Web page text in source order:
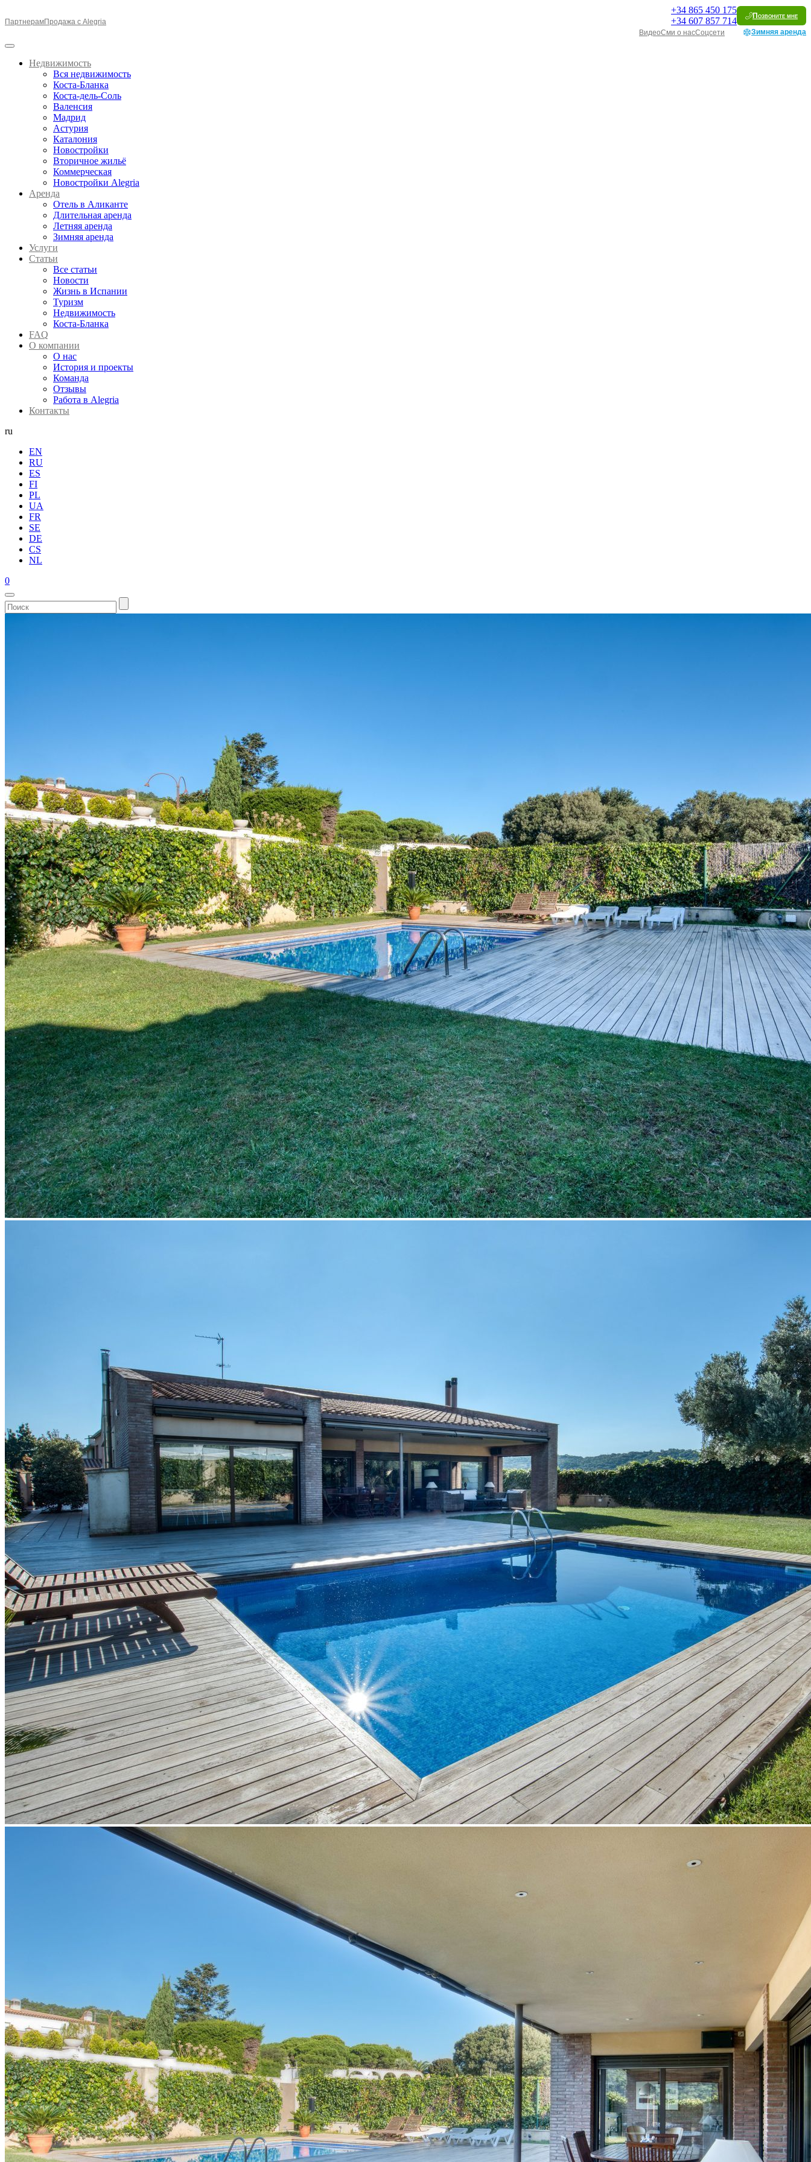
ПартнерамПродажа с Alegria
+34 865 450 175
+34 607 857 714
Позвоните мне
ВидеоСми о насСоцсети Зимняя аренда
Недвижимость
Вся недвижимость
Коста-Бланка
Коста-дель-Соль
Валенсия
Мадрид
Астурия
Каталония
Новостройки
Вторичное жильё
Коммерческая
Новостройки Alegria
Аренда
Отель в Аликанте
Длительная аренда
Летняя аренда
Зимняя аренда
Услуги
Статьи
Все статьи
Новости
Жизнь в Испании
Туризм
Недвижимость
Коста-Бланка
FAQ
О компании
О нас
История и проекты
Команда
Отзывы
Работа в Alegria
Контакты
ru
EN
RU
ES
FI
PL
UA
FR
SE
DE
CS
NL
0